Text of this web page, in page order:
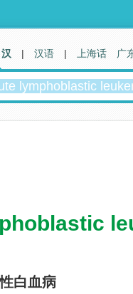
白血病
| 汉语 | 上海话 广